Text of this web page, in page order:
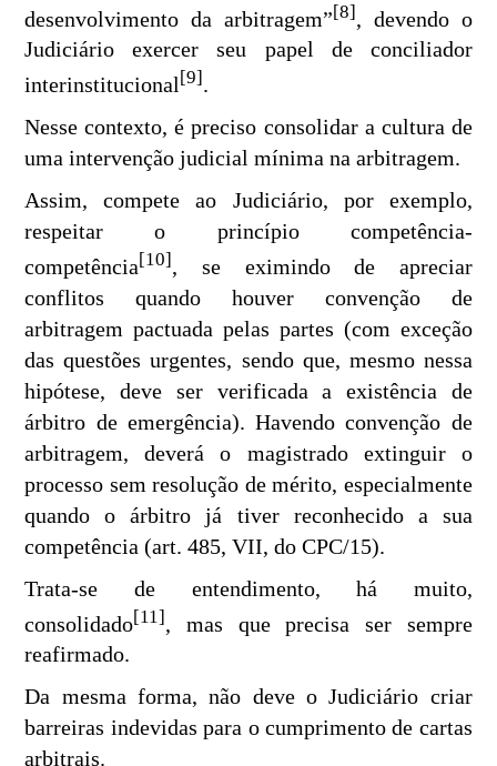
desenvolvimento da arbitragem”[8]
, devendo o
Judiciário exercer seu papel de conciliador
interinstitucional [9] .
Nesse contexto, é preciso consolidar a cultura de
uma intervenção judicial mínima na arbitragem.
Assim, compete ao Judiciário, por exemplo,
respeitar o princípio competência-
competência[10], se eximindo de apreciar
conflitos quando houver convenção de
arbitragem pactuada pelas partes (com exceção
das questões urgentes, sendo que, mesmo nessa
hipótese, deve ser verificada a existência de
árbitro de emergência). Havendo convenção de
arbitragem, deverá o magistrado extinguir o
processo sem resolução de mérito, especialmente
quando o árbitro já tiver reconhecido a sua
competência (art. 485, VII, do CPC/15).
Trata-se de entendimento, há muito,
consolidado[11]
, mas que precisa ser sempre
reafirmado.
Da mesma forma, não deve o Judiciário criar
barreiras indevidas para o cumprimento de cartas
arbitrais.